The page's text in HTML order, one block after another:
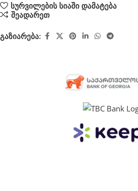
სურვილების სიაში დამატება
შეადარეთ
გაზიარება: